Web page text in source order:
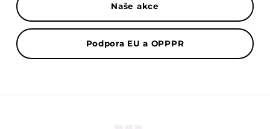
Naše akce
Podpora EU a OPPPR